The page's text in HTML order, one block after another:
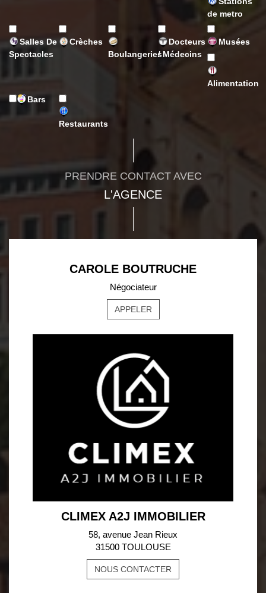
de metro
Salles De
Spectacles
Crèches
Boulangeries
Docteurs
/ Médecins
Musées
Alimentation
Bars
Restaurants
PRENDRE CONTACT AVEC
L'AGENCE
CAROLE BOUTRUCHE
Négociateur
APPELER
CLIMEX A2J IMMOBILIER
58, avenue Jean Rieux
31500 TOULOUSE
NOUS CONTACTER